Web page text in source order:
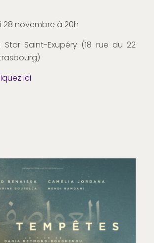
28 novembre à 20h
Saint-Exupéry (18 rue du 22
ici